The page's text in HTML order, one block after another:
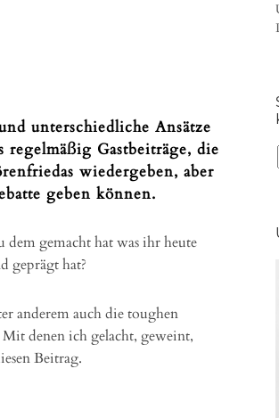
unterschiedliche Ansätze
regelmäßig Gastbeiträge, die
wiedergeben, aber
geben können.
dem gemacht hat was ihr heute
geprägt hat?
anderem auch die toughen
denen ich gelacht, geweint,
Beitrag.